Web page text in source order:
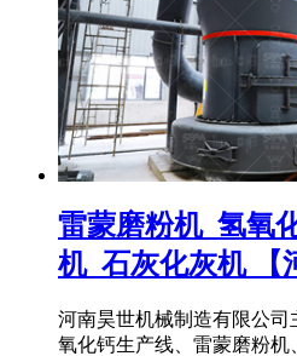
雷蒙磨粉机_氢氧
机_石灰化灰机 【
河南昊世机械制造有限公
氧化钙生产线、雷蒙磨粉